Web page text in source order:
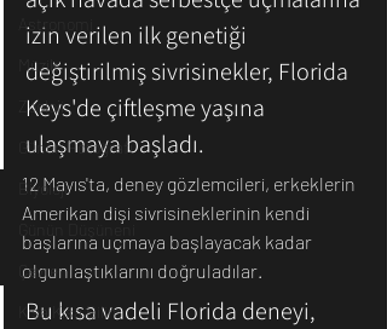
Astronomi
Müzik
Zooloji
Günün Fotoğrafı
Biyoloji
Günün Düşüneni
Çevre
Kısa Kısa Bilim
izin verilen ilk genetiği
değiştirilmiş sivrisinekler, Florida
Keys'de çiftleşme yaşına
ulaşmaya başladı.
12 Mayıs'ta, deney gözlemcileri, erkeklerin
Amerikan dişi sivrisineklerinin kendi
başlarına uçmaya başlayacak kadar
olgunlaştıklarını doğruladılar.
Bu kısa vadeli Florida deneyi,